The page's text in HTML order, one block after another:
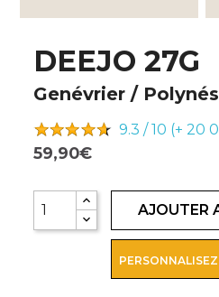
DEEJO 27G
Genévrier /
9.3 / 10 (+ 20
59,90€
AJOUTER